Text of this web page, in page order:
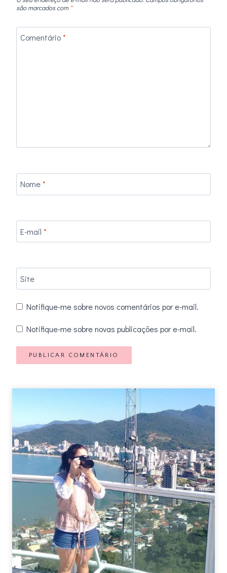
são marcados com *
Comentário*
Nome*
E-mail *
Site
Notifique-me sobre novos comentários por e-mail.
Notifique-me sobre novas publicações por e-mail.